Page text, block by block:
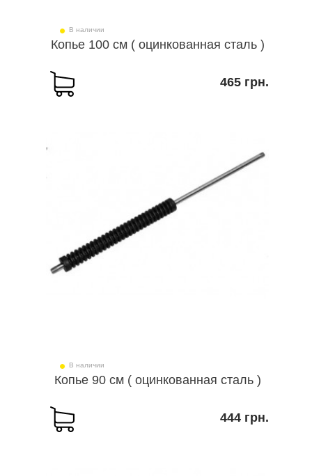
В наличии
Копье 100 см ( оцинкованная сталь )
465 грн.
В наличии
Копье 90 см ( оцинкованная сталь )
444 грн.